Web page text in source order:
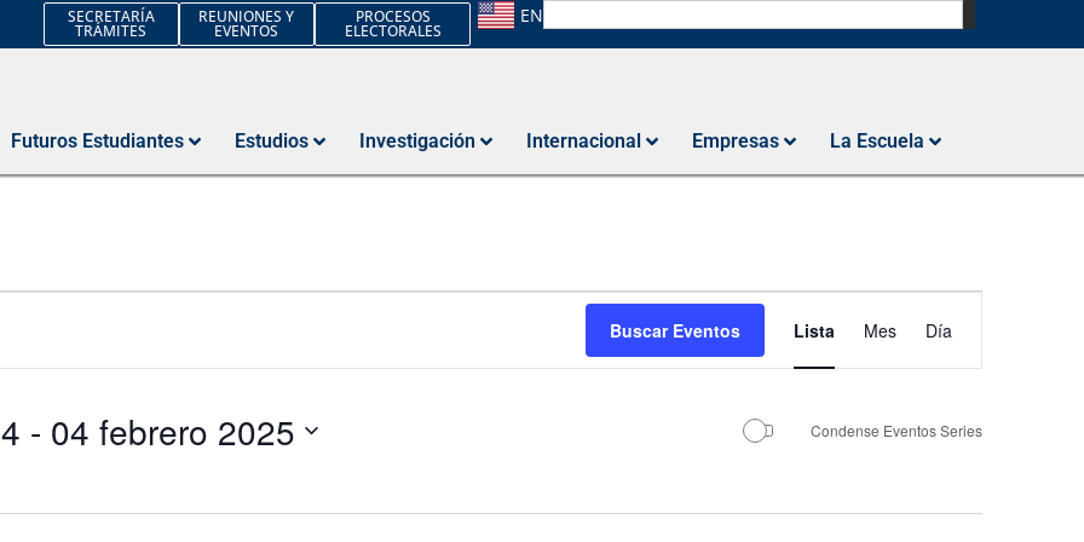
SECRETARÍA
TRÁMITES
REUNIONES Y
EVENTOS
PROCESOS
ELECTORALES
EN
Futuros Estudiantes Estudios Investigación Internacional Empresas La Escuela
Buscar Eventos
de
de
Lista Mes Día
- 04 febrero 2025 Condense Eventos Series